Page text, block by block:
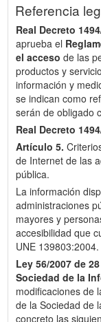
Referencia
Real Decreto
aprueba el
el acceso de las
productos y
información y
se indican como
serán de obligado
Real Decreto
Artículo 5.
de Internet de las
pública.
La información
administraciones
mayores y
accesibilidad que
UNE 139803:2004.
Ley 56/2007 de
Sociedad de la
modificaciones de
de la Sociedad de
concreto las